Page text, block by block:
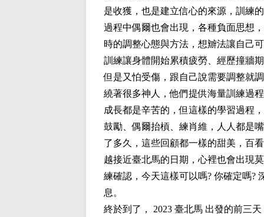
是收獲，也是建立信心的來源，訓練
過程中偶爾也會出現，各種負面思想
時的調整心態與方法，想辧法讓自己
訓練讓身體開始累積疲勞、經歷撞牆
但是又怕受傷，跟自己說需要調整就
繞著很多神人，他們提供海量訓練過
成長都是辛苦的，但這樣的學習過程
鼓勵、偶爾抬槓、練肖維，人人都是
了多久，這些回顧都一樣的甜美，百
越接近臺北馬的日期，心裡也會出現
練確認，今天這樣可以嗎? 你確定嗎?
息。
終於到了， 2023 臺北馬 出發的前三